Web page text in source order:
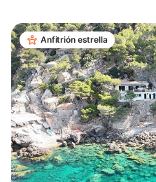
Anfitrión estrella